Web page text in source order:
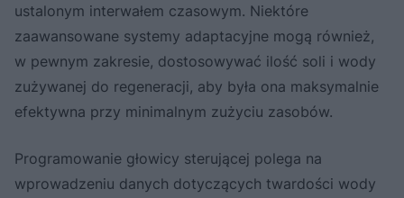
ustalonym interwałem czasowym. Niektóre
zaawansowane systemy adaptacyjne mogą również,
w pewnym zakresie, dostosowywać ilość soli i wody
zużywanej do regeneracji, aby była ona maksymalnie
efektywna przy minimalnym zużyciu zasobów.
Programowanie głowicy sterującej polega na
wprowadzeniu danych dotyczących twardości wody